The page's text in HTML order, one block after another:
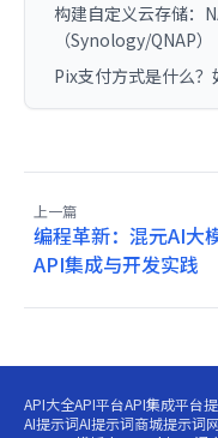
构建自定义云存储：
（Synology/QNAP）
Pix支付方式是什么？
上一篇
编程革新：混元AI大
API集成与开发实践
API大全API平台API集成平台
AI提示词AI提示词商城提示词